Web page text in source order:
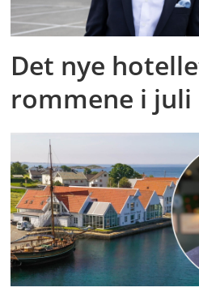
Det nye
rommene i juli